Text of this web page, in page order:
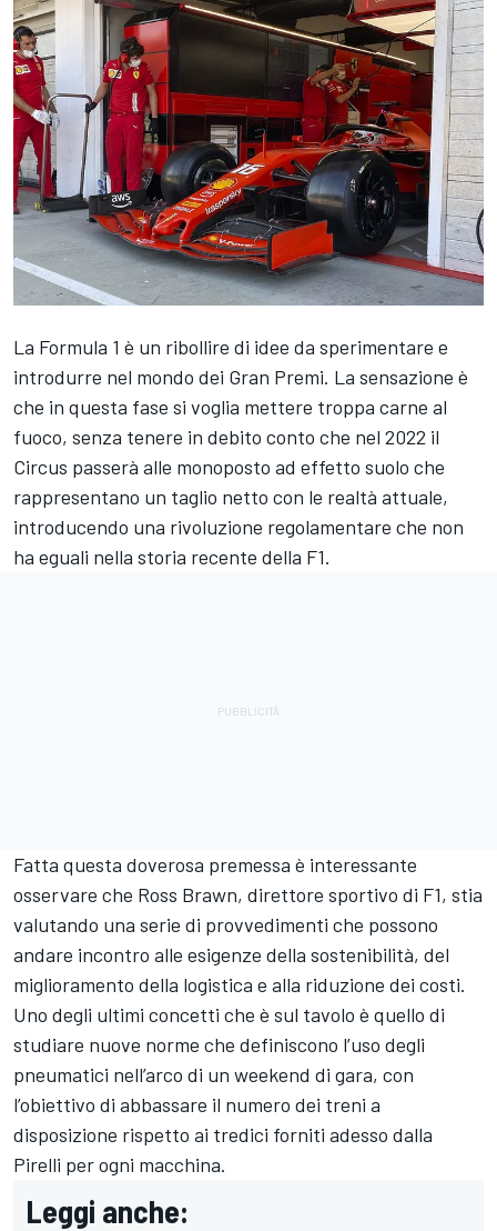
La Formula 1 è un ribollire di idee da sperimentare e
introdurre nel mondo dei Gran Premi. La sensazione è
che in questa fase si voglia mettere troppa carne al
fuoco, senza tenere in debito conto che nel 2022 il
Circus passerà alle monoposto ad effetto suolo che
rappresentano un taglio netto con le realtà attuale,
introducendo una rivoluzione regolamentare che non
ha eguali nella storia recente della F1.
Fatta questa doverosa premessa è interessante
osservare che Ross Brawn, direttore sportivo di F1, stia
valutando una serie di provvedimenti che possono
andare incontro alle esigenze della sostenibilità, del
miglioramento della logistica e alla riduzione dei costi.
Uno degli ultimi concetti che è sul tavolo è quello di
studiare nuove norme che definiscono l’uso degli
pneumatici nell’arco di un weekend di gara, con
l’obiettivo di abbassare il numero dei treni a
disposizione rispetto ai tredici forniti adesso dalla
Pirelli per ogni macchina.
Leggi anche: